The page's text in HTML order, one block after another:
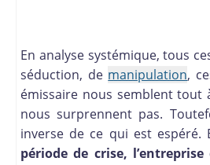
En analyse systémique, tous
séduction, de manipulation,
émissaire nous semblent tout
nous surprennent pas.
inverse de ce qui est espéré.
période de crise,